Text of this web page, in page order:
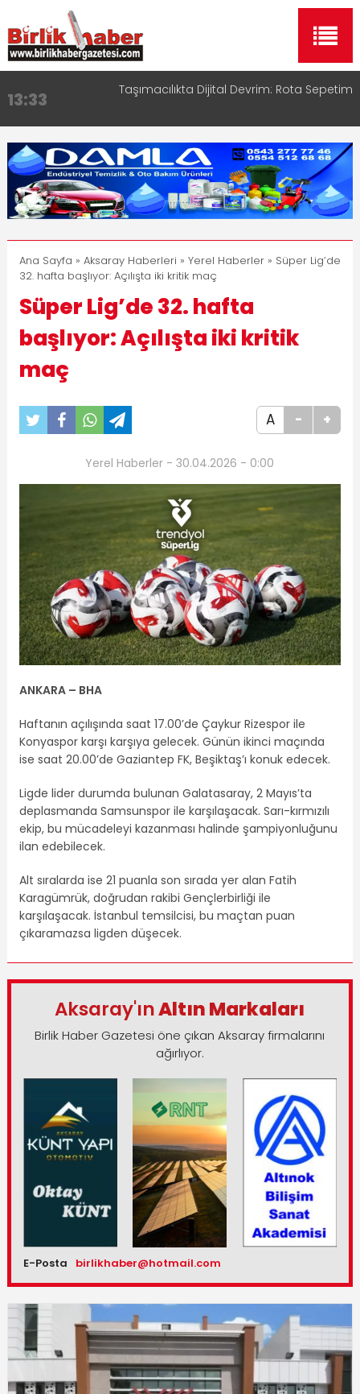
13:33 Taşımacılıkta Dijital Devrim: Rota Sepetim
17:15
Aksaray OSB Bölge Müdürü Makam Koltuğunu
Çocuklara Bıraktı
16:00
Aksaray Esnaf Rehberi ile Google ve Yapay Zeka
Aramalarında Öne Çıkın
8:23 Aksaray Esnaf Rehberi Hizmete Girdi
11:30
Birlikhaber.com Yayın Hayatına Başladı | Hızlı ve
Akıllı Haber Platformu
Ana Sayfa » Aksaray Haberleri » Yerel Haberler» Süper Lig’de
32. hafta başlıyor: Açılışta iki kritik maç
Süper Lig’de 32. hafta
başlıyor: Açılışta iki kritik
maç
A - +
Yerel Haberler - 30.04.2026 - 0:00
ANKARA – BHA
Haftanın açılışında saat 17.00’de Çaykur Rizespor ile
Konyaspor karşı karşıya gelecek. Günün ikinci maçında
ise saat 20.00’de Gaziantep FK, Beşiktaş’ı konuk edecek.
Ligde lider durumda bulunan Galatasaray, 2 Mayıs’ta
deplasmanda Samsunspor ile karşılaşacak. Sarı-kırmızılı
ekip, bu mücadeleyi kazanması halinde şampiyonluğunu
ilan edebilecek.
Alt sıralarda ise 21 puanla son sırada yer alan Fatih
Karagümrük, doğrudan rakibi Gençlerbirliği ile
karşılaşacak. İstanbul temsilcisi, bu maçtan puan
çıkaramazsa ligden düşecek.
Aksaray'ınAltın Markaları
Birlik Haber Gazetesi öne çıkan Aksaray firmalarını
ağırlıyor.
E-Posta birlikhaber@hotmail.com